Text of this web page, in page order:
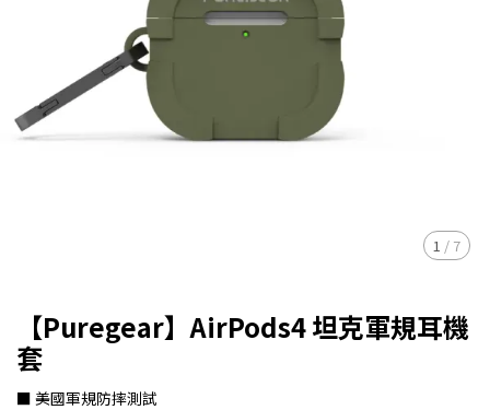
1 / 7
【Puregear】AirPods4 坦克軍規耳機
套
■ 美國軍規防摔測試